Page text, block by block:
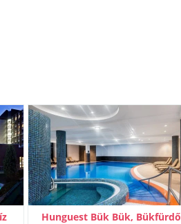
Hunguest Bük Bük, Bükfürdő